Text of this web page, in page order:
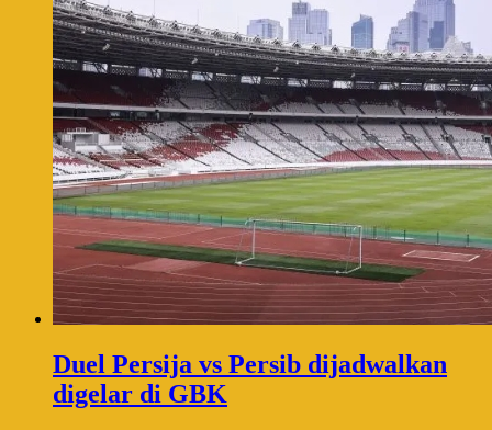
Duel Persija vs Persib dijadwalkan
digelar di GBK